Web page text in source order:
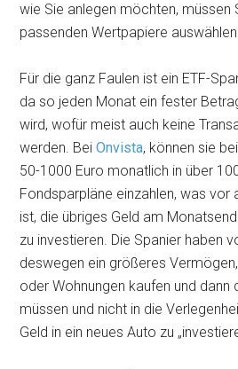
wie Sie anlegen möchten, müssen
passenden Wertpapiere
Für die ganz Faulen ist ein ETF-
da so jeden Monat ein fester
wird, wofür meist auch keine
werden. BeiOnvista, können sie
50-1000 Euro monatlich in über
Fondsparpläne einzahlen, was vor
ist, die übriges Geld am
zu investieren. Die Spanier haben
deswegen ein größeres
oder Wohnungen kaufen und dann
müssen und nicht in die
Geld in ein neues Auto zu